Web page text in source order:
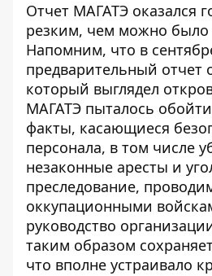
Отчет МАГАТЭ оказался
резким, чем можно было
Напомним, что в
предварительный отчет
который выглядел
МАГАТЭ пыталось
факты, касающиеся
персонала, в том числе
незаконные аресты и
преследование,
оккупационными
руководство
таким образом
что вполне устраивало